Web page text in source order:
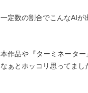
一定数の割合でこんなAIが
本作品や『ターミネータ
なぁとホッコリ思ってまし